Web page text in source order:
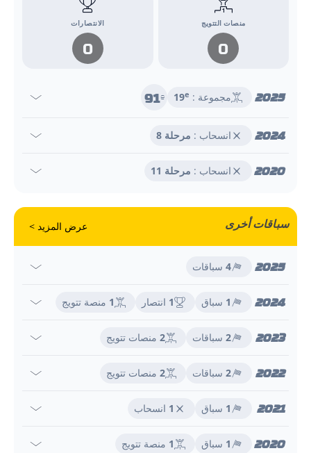
منصات التتويج
0
الانتصارات
0
2025 مجموعة : 19e
91e
2024 انسحاب : مرحلة 8
2020 انسحاب : مرحلة 11
سباقات أخرى عرض المزيد >
2025
4 سباقات
2024
1 سباق 1 انتصار 1 منصة تتويج
2023
2 سباقات 2 منصات تتويج
2022
2 سباقات 2 منصات تتويج
2021
1 سباق 1 انسحاب
2020
1 سباق 1 منصة تتويج